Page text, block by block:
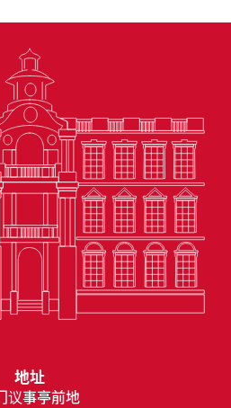
地址
议事亭前地